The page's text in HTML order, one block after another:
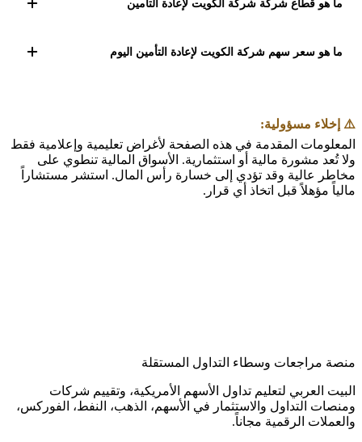
ما هو قطاع شركة شركة الكويت لإعادة التأمين
قطاع التأمين المُدرج في بورصة الكويت.
ما هو سعر سهم شركة الكويت لإعادة التأمين اليوم
⚠️ إخلاء مسؤولية:
المعلومات المقدمة في هذه الصفحة لأغراض تعليمية وإعلامية فقط
ولا تُعد مشورة مالية أو استثمارية. الأسواق المالية تنطوي على
مخاطر عالية وقد تؤدي إلى خسارة رأس المال. استشر مستشاراً
مالياً مؤهلاً قبل اتخاذ أي قرار.
منصة مراجعات وسطاء التداول المستقلة
البيت العربي لتعليم تداول الأسهم الأمريكية، وتقييم شركات
ومنصات التداول والاستثمار في الأسهم، الذهب، النفط، الفوركس،
والعملات الرقمية مجاناً.